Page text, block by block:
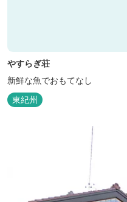
やすらぎ荘
新鮮な魚でおもてなし
東紀州